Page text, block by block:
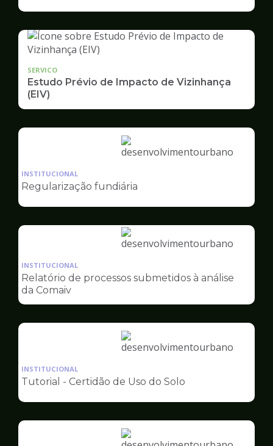
SERVICO
Estudo Prévio de Impacto de Vizinhança
(EIV)
Ilustração
pagina
Desenvolvimento
Urbano
INSTITUCIONAL
Regularização fundiária
Ilustração
pagina
Desenvolvimento
INSTITUCIONAL
Relatório de processos submetidos à análise
da Comaiv
Ilustração
pagina
Desenvolvimento
Urbano
INSTITUCIONAL
Tutorial - Certidão de Uso do Solo